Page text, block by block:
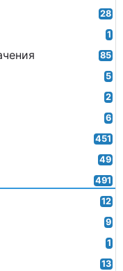
28
1
85
5
2
6
451
49
491
12
9
1
13